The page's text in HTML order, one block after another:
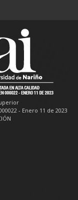
- Enero 11 de 2023